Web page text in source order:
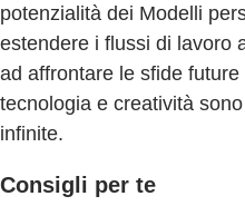
potenzialità dei Modelli
estendere i flussi di lavoro
ad affrontare le sfide
tecnologia e creatività
infinite.
Consigli per te